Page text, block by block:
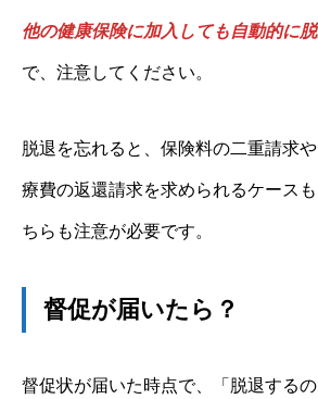
他の健康保険に加入しても自動的に
で、注意してください。
脱退を忘れると、保険料の二重請求
療費の返還請求を求められるケース
ちらも注意が必要です。
督促が届いたら？
督促状が届いた時点で、「脱退するの